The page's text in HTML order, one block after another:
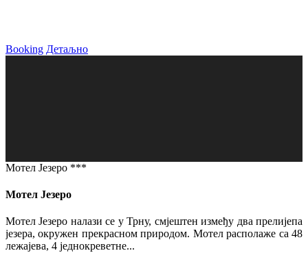
Booking Детаљно
Мотел Језеро ***
Мотел Језеро
Мотел Језеро налази се у Трну, смјештен између два прелијепа
језера, окружен прекрасном природом. Мотел располаже са 48
лежајева, 4 једнокреветне...